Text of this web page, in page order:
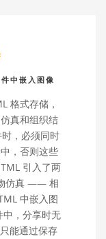
中嵌入图像
格式存储，
真和组织结
，必须同时
，否则这些
引入了两
仿真 —— 相
中嵌入图
，分享时无
能通过保存